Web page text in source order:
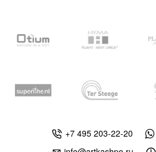
+7 495 203-22-20